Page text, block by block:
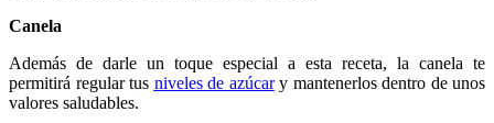
Canela
Además de darle un toque especial a esta receta, la canela te
permitirá regular tus niveles de azúcary mantenerlos dentro de unos
valores saludables.